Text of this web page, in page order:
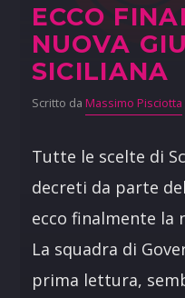
ECCO
NUOVA
SICILIANA
Scritto da Massimo Pisciotta
Tutte le scelte di
decreti da parte
ecco finalmente la
La squadra di
prima lettura,